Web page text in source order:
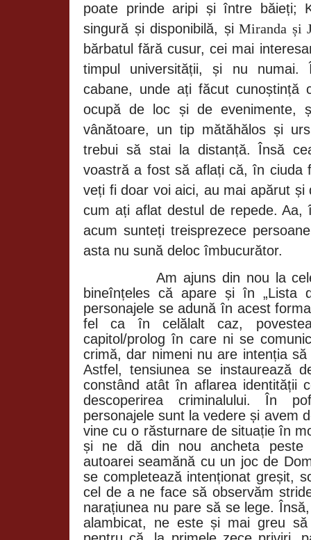
poate prinde aripi și între băieți;
singură și disponibilă, și Miranda și
bărbatul fără cusur, cei mai
timpul universității, și nu
cabane, unde ați făcut cunoștință
ocupă de loc și de evenimente,
vânătoare, un tip mătăhălos și
trebui să stai la distanță. Însă
voastră a fost să aflați că, în ciuda
veți fi doar voi aici, au mai apărut și
cum ați aflat destul de repede.
acum sunteți treisprezece
asta nu sună deloc îmbucurător.
Am ajuns din nou la
bineînțeles că apare și în „Lista
personajele se adună în acest
fel ca în celălalt caz,
capitol/prolog în care ni se
crimă, dar nimeni nu are intenția
Astfel, tensiunea se instaurează
constând atât în aflarea identității
descoperirea criminalului. În
personajele sunt la vedere și avem
vine cu o răsturnare de situație în
și ne dă din nou ancheta peste
autoarei seamănă cu un joc de
se completează intenționat greșit,
cel de a ne face să observăm
narațiunea nu pare să se lege.
alambicat, ne este și mai greu să